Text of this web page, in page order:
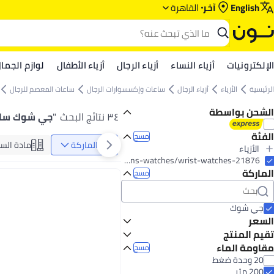
English آخر القاهرة
الإلكترونيات أزياء النساء أزياء الرجال أزياء الأطفال لوازم
الرئيسية الأزياء أزياء الرجال ساعات وإكسسوارات الرجال ساعات المعصم للرجال
الشحن بواسطة
الفئة
مسح
الأزياء
الكل الأزياء
أزياء الرجال
الكل أزياء الرجال
ساعات وإكسسوارات الرجال
الكل ساعات وإكسسوارات الرجال
ساعات المعصم للرجال
أزياء النساء
الكل أزياء النساء
ساعات وإكسسوارات النساء
الكل ساعات وإكسسوارات النساء
ساعات المعصم النسائية
fashion/men-31225/mens-watches/wrist-watches-21876
الماركة مسح
جي شوك
السعر
إلى عرض التنائج تقيم المنتج
نجوم أو أكثر 0
مقاومة الماء مسح
20 وحدة ضغط
٣٤ نتائج البحث "جي شوك
الماركة
مادة